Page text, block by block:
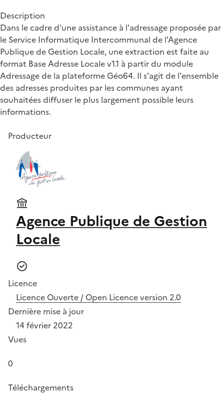
Description
Dans le cadre d'une assistance à l'adressage proposée par
le Service Informatique Intercommunal de l'Agence
Publique de Gestion Locale, une extraction est faite au
format Base Adresse Locale v1.1 à partir du module
Adressage de la plateforme Géo64. Il s'agit de l'ensemble
des adresses produites par les communes ayant
souhaitées diffuser le plus largement possible leurs
informations.
Producteur
Agence Publique de Gestion
Locale
Licence
Licence Ouverte / Open Licence version 2.0
Dernière mise à jour
14 février 2022
Vues
0
Téléchargements